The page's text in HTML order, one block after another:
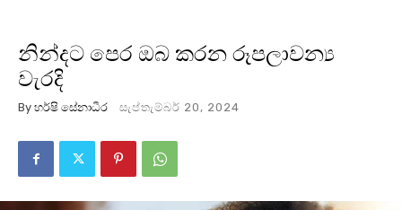
නින්දට පෙර ඔබ කරන රූපලාවන්‍ය
වැරදි
By හර්ෂි සේනාධීර සැප්තැම්බර් 20, 2024